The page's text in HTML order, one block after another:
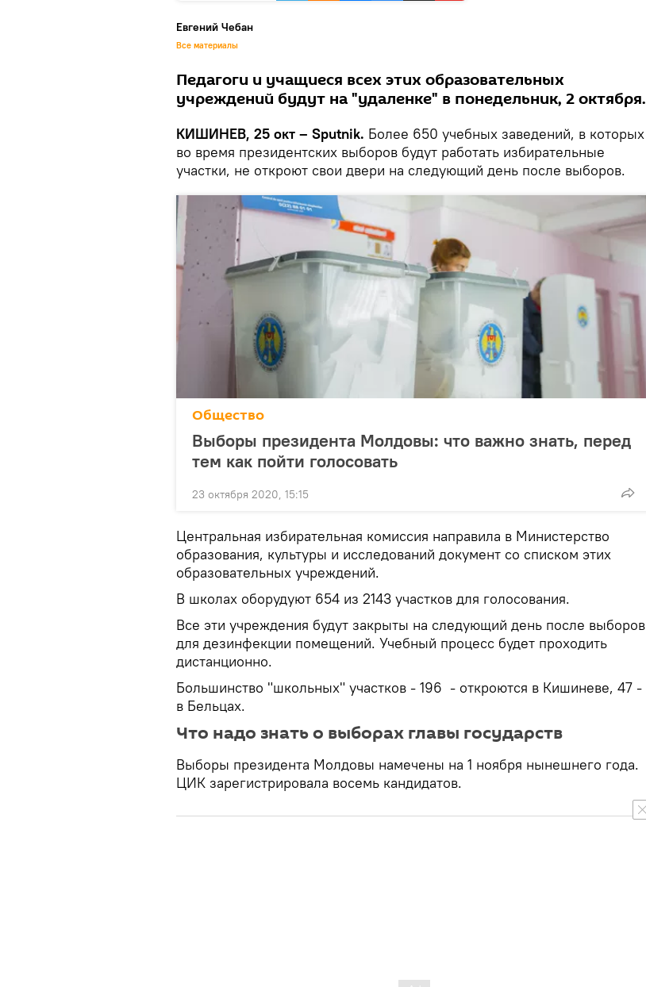
Евгений Чебан
Все материалы
Педагоги и учащиеся всех этих образовательных
учреждений будут на "удаленке" в понедельник, 2 октября.
КИШИНЕВ, 25 окт – Sputnik. Более 650 учебных заведений, в которых
во время президентских выборов будут работать избирательные
участки, не откроют свои двери на следующий день после выборов.
Общество
Выборы президента Молдовы: что важно знать, перед
тем как пойти голосовать
23 октября 2020, 15:15
Центральная избирательная комиссия направила в Министерство
образования, культуры и исследований документ со списком этих
образовательных учреждений.
В школах оборудуют 654 из 2143 участков для голосования.
Все эти учреждения будут закрыты на следующий день после выборов
для дезинфекции помещений. Учебный процесс будет проходить
дистанционно.
Большинство "школьных" участков - 196 - откроются в Кишиневе, 47 -
в Бельцах.
Что надо знать о выборах главы государств
Выборы президента Молдовы намечены на 1 ноября нынешнего года.
ЦИК зарегистрировала восемь кандидатов.